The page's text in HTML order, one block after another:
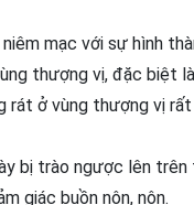
mạc với sự hình
thượng vị, đặc biệt
rát ở vùng thượng vị
bị trào ngược lên
giác buồn nôn, nôn.